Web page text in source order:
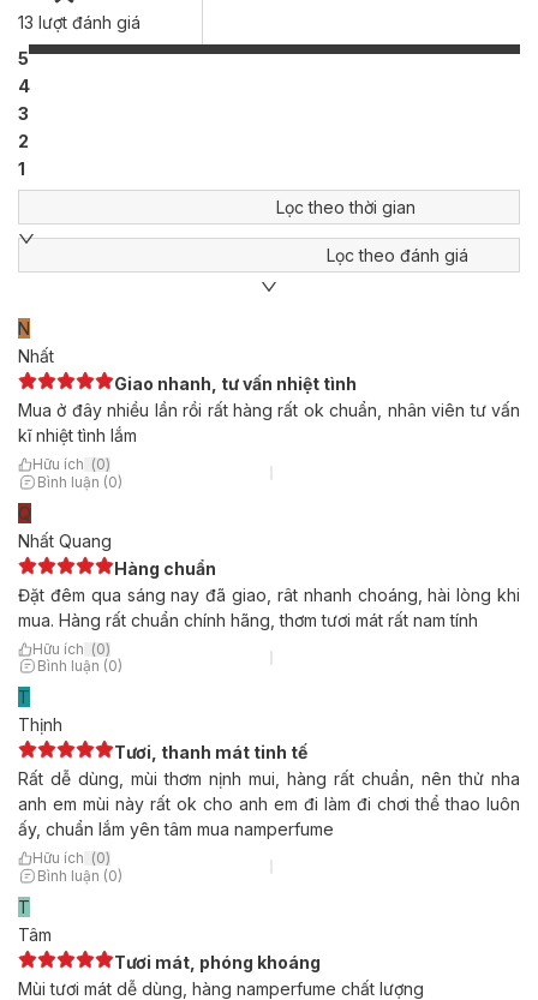
13 lượt đánh giá
5
4
3
2
1
Lọc theo thời gian
Lọc theo đánh giá
N
Nhất
Giao nhanh, tư vấn nhiệt tình
Mua ở đây nhiều lần rồi rất hàng rất ok chuẩn, nhân viên tư vấn
kĩ nhiệt tình lắm
Hữu ích (0)
Bình luận (0)
Q
Nhất Quang
Hàng chuẩn
Đặt đêm qua sáng nay đã giao, rât nhanh choáng, hài lòng khi
mua. Hàng rất chuẩn chính hãng, thơm tươi mát rất nam tính
Hữu ích (0)
Bình luận (0)
T
Thịnh
Tươi, thanh mát tinh tế
Rất dễ dùng, mùi thơm nịnh mui, hàng rất chuẩn, nên thử nha
anh em mùi này rất ok cho anh em đi làm đi chơi thể thao luôn
ấy, chuẩn lắm yên tâm mua namperfume
Hữu ích (0)
Bình luận (0)
T
Tâm
Tươi mát, phóng khoáng
Mùi tươi mát dễ dùng, hàng namperfume chất lượng